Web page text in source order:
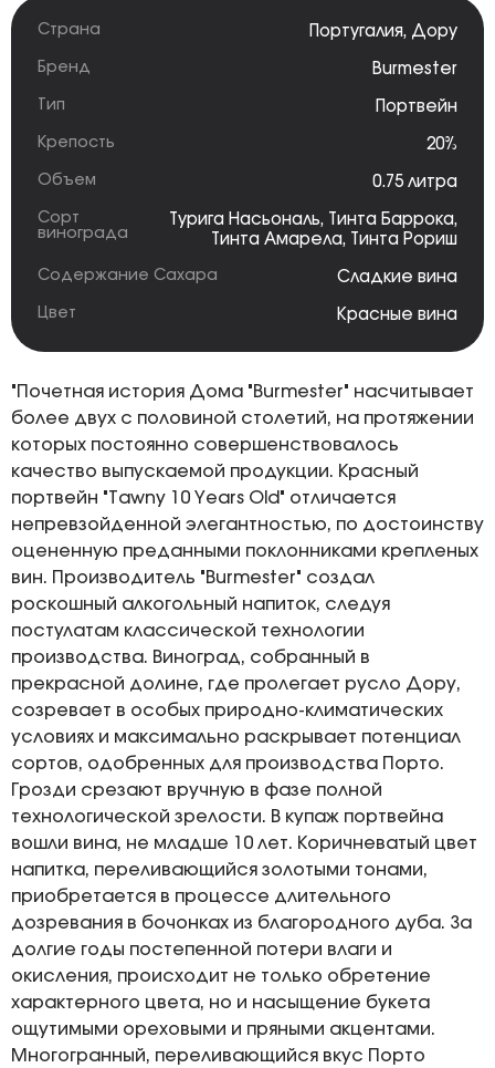
Страна Португалия, Дору
Бренд Burmester
Тип Портвейн
Крепость 20%
Объем 0.75 литра
Сорт
винограда
Турига Насьональ, Тинта Баррока,
Тинта Амарела, Тинта Рориш
Содержание Сахара Сладкие вина
Цвет Красные вина
"Почетная история Дома "Burmester" насчитывает
более двух с половиной столетий, на протяжении
которых постоянно совершенствовалось
качество выпускаемой продукции. Красный
портвейн "Tawny 10 Years Old" отличается
непревзойденной элегантностью, по достоинству
оцененную преданными поклонниками крепленых
вин. Производитель "Burmester" создал
роскошный алкогольный напиток, следуя
постулатам классической технологии
производства. Виноград, собранный в
прекрасной долине, где пролегает русло Дору,
созревает в особых природно-климатических
условиях и максимально раскрывает потенциал
сортов, одобренных для производства Порто.
Грозди срезают вручную в фазе полной
технологической зрелости. В купаж портвейна
вошли вина, не младше 10 лет. Коричневатый цвет
напитка, переливающийся золотыми тонами,
приобретается в процессе длительного
дозревания в бочонках из благородного дуба. За
долгие годы постепенной потери влаги и
окисления, происходит не только обретение
характерного цвета, но и насыщение букета
ощутимыми ореховыми и пряными акцентами.
Многогранный, переливающийся вкус Порто